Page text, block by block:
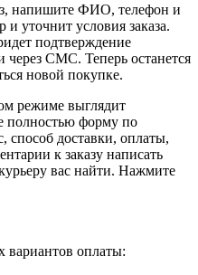
напишите ФИО, телефон и
уточнит условия заказа.
подтверждение
через СМС. Теперь останется
новой покупке.
режиме выглядит
полностью форму по
способ доставки, оплаты,
к заказу написать
вас найти. Нажмите
вариантов оплаты: